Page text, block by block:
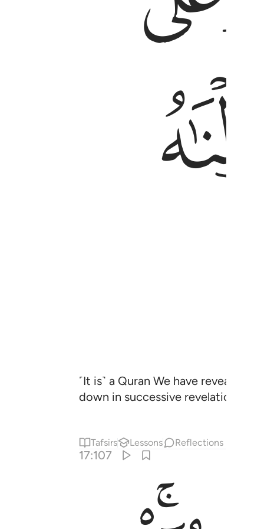
˹It is˺ a Quran We have revealed
down in successive revelations.
Tafsirs Lessons Reflections
17:107